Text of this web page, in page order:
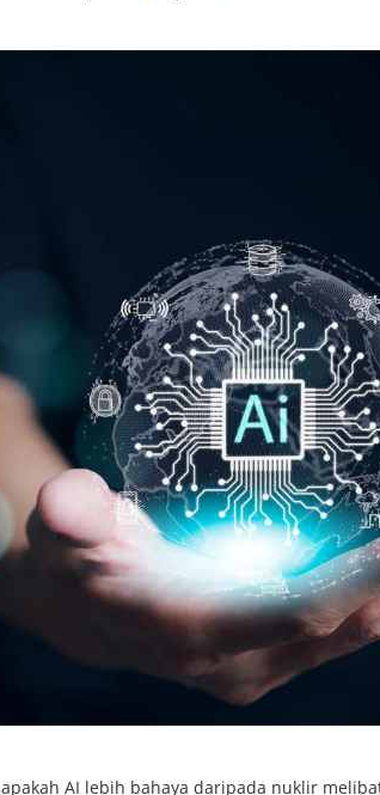
AI lebih bahaya daripada nuklir